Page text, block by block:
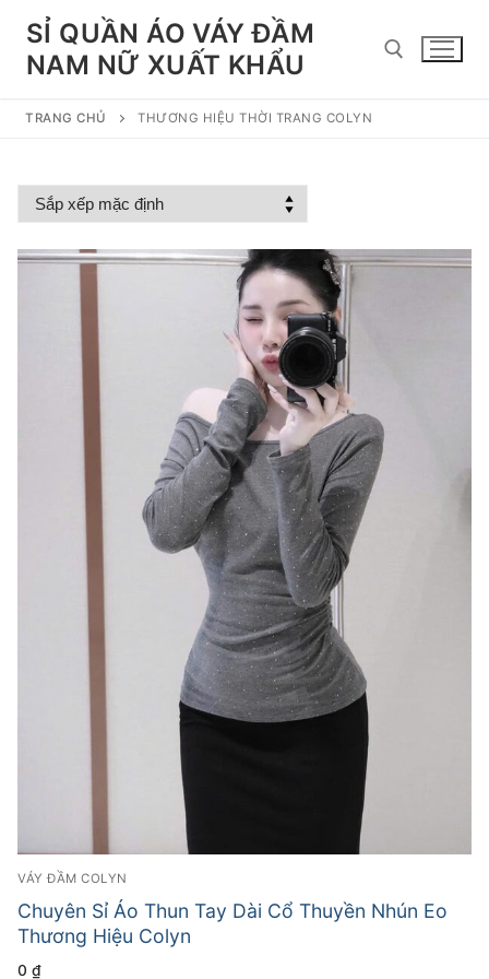
Chuyển
đếnSỈ QUẦN ÁO VÁY ĐẦM
NAM NỮ XUẤT KHẨU
TRANG CHỦ THƯƠNG HIỆU THỜI TRANG COLYN
VÁY ĐẦM COLYN
Chuyên Sỉ Áo Thun Tay Dài Cổ Thuyền Nhún Eo
Thương Hiệu Colyn
0 ₫